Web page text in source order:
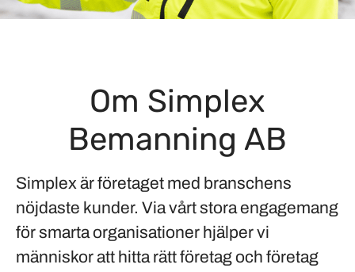
Om Simplex
Bemanning AB
Simplex är företaget med branschens
nöjdaste kunder. Via vårt stora engagemang
för smarta organisationer hjälper vi
människor att hitta rätt företag och företag